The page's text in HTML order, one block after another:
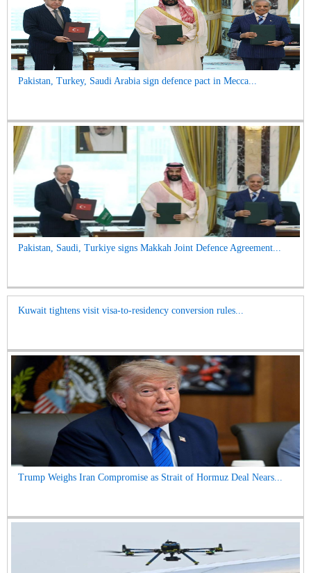
Pakistan, Turkey, Saudi Arabia sign defence pact in Mecca...
Pakistan, Saudi, Turkiye signs Makkah Joint Defence Agreement...
Kuwait tightens visit visa-to-residency conversion rules...
Trump Weighs Iran Compromise as Strait of Hormuz Deal Nears...